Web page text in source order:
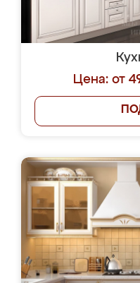
Цена: от